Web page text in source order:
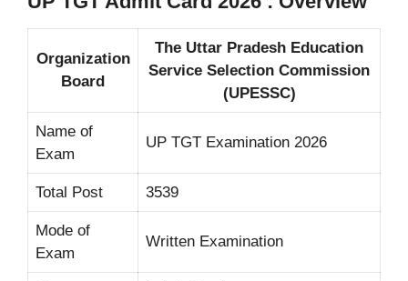
Organization
Board
The Uttar Pradesh Education
Service Selection Commission
(UPESSC)
Name of
Exam
UP TGT Examination 2026
Total Post 3539
Mode of
Exam
Written Examination